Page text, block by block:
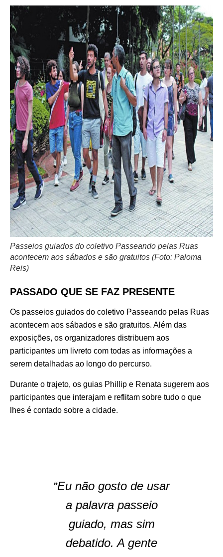
Passeios guiados do coletivo Passeando pelas Ruas
acontecem aos sábados e são gratuitos (Foto: Paloma
Reis)
PASSADO QUE SE FAZ PRESENTE
Os passeios guiados do coletivo Passeando pelas Ruas
acontecem aos sábados e são gratuitos. Além das
exposições, os organizadores distribuem aos
participantes um livreto com todas as informações a
serem detalhadas ao longo do percurso.
Durante o trajeto, os guias Phillip e Renata sugerem aos
participantes que interajam e reflitam sobre tudo o que
lhes é contado sobre a cidade.
“Eu não gosto de usar
a palavra passeio
guiado, mas sim
debatido. A gente